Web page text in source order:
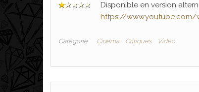
Disponible en version
https://www.youtube.com/
Catégorie Cinéma Critiques Vidéo